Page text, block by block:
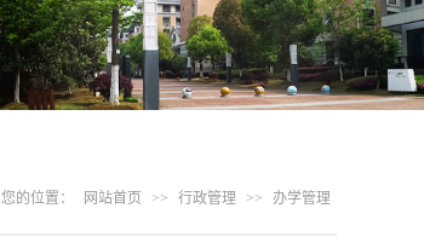
您的位置： 网站首页 >> 行政管理 >> 办学管理